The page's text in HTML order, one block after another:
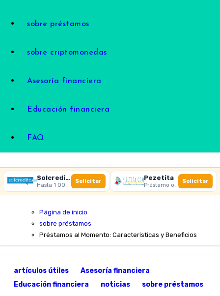
sobre préstamos
sobre criptomonedas
Asesoría financiera
Educación financiera
FAQ
Solcredito
Hasta 1 000 € · 30 días · 100% online
Solicitar Pezetita
Préstamo online · Aprobación rápida
Solicitar
Página de inicio
sobre préstamos
Préstamos al Momento: Características y Beneficios
artículos útiles
Asesoría financiera
Educación financiera
noticias sobre préstamos